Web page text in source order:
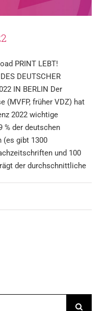
PRINT LEBT!
DEUTSCHER
IN BERLIN Der
(MVFP, früher VDZ) hat
2022 wichtige
% der deutschen
(es gibt 1300
und 100
der durchschnittliche